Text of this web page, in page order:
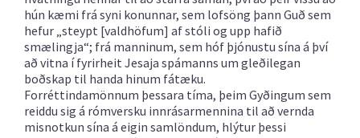
hún kæmi frá syni konunnar, sem lofsöng þann Guð sem
hefur „steypt [valdhöfum] af stóli og upp hafið
smælingja“; frá manninum, sem hóf þjónustu sína á því
að vitna í fyrirheit Jesaja spámanns um gleðilegan
boðskap til handa hinum fátæku.
Forréttindamönnum þessara tíma, þeim Gyðingum sem
reiddu sig á rómversku innrásarmennina til að vernda
misnotkun sína á eigin samlöndum, hlýtur þessi